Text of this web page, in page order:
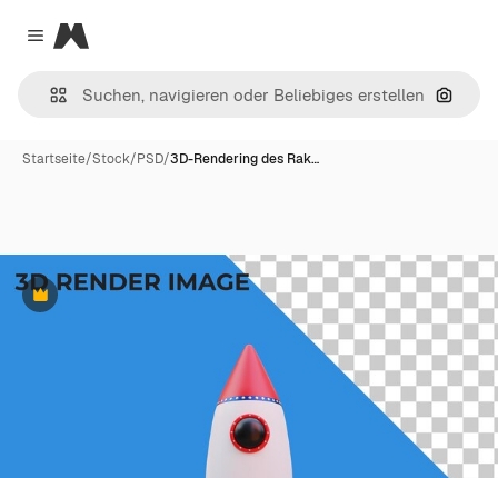
Close menu
Magnific
Nach
Startseite/Stock/PSD/3D-Rendering des Rak…
Premium